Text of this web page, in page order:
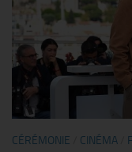
CÉRÉMONIE CINÉMA